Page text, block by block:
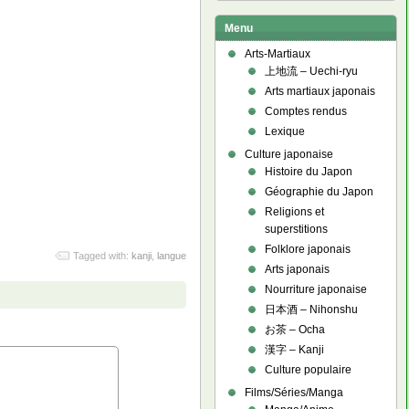
Tagged with: kanji, langue
Menu
Arts-Martiaux
上地流 – Uechi-ryu
Arts martiaux japonais
Comptes rendus
Lexique
Culture japonaise
Histoire du Japon
Géographie du Japon
Religions et
superstitions
Folklore japonais
Arts japonais
Nourriture japonaise
日本酒 – Nihonshu
お茶 – Ocha
漢字 – Kanji
Culture populaire
Films/Séries/Manga